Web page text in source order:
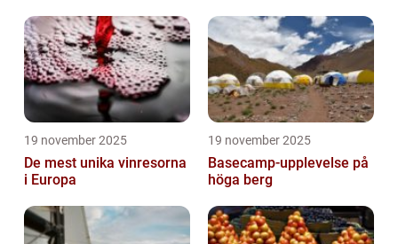
19 november 2025
De mest unika vinresorna
i Europa
19 november 2025
Basecamp-upplevelse på
höga berg